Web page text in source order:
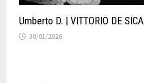
Umberto D. | VITTORIO DE SICA
30/01/2026